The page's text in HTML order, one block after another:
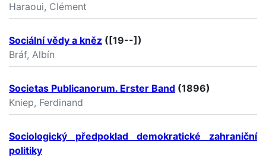
Haraoui, Clément
Sociální vědy a kněz ([19--])
Bráf, Albín
Societas Publicanorum. Erster Band (1896)
Kniep, Ferdinand
Sociologický předpoklad demokratické zahraniční
politiky